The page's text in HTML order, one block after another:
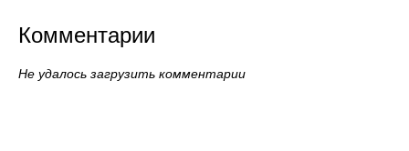
Комментарии
Не удалось загрузить комментарии